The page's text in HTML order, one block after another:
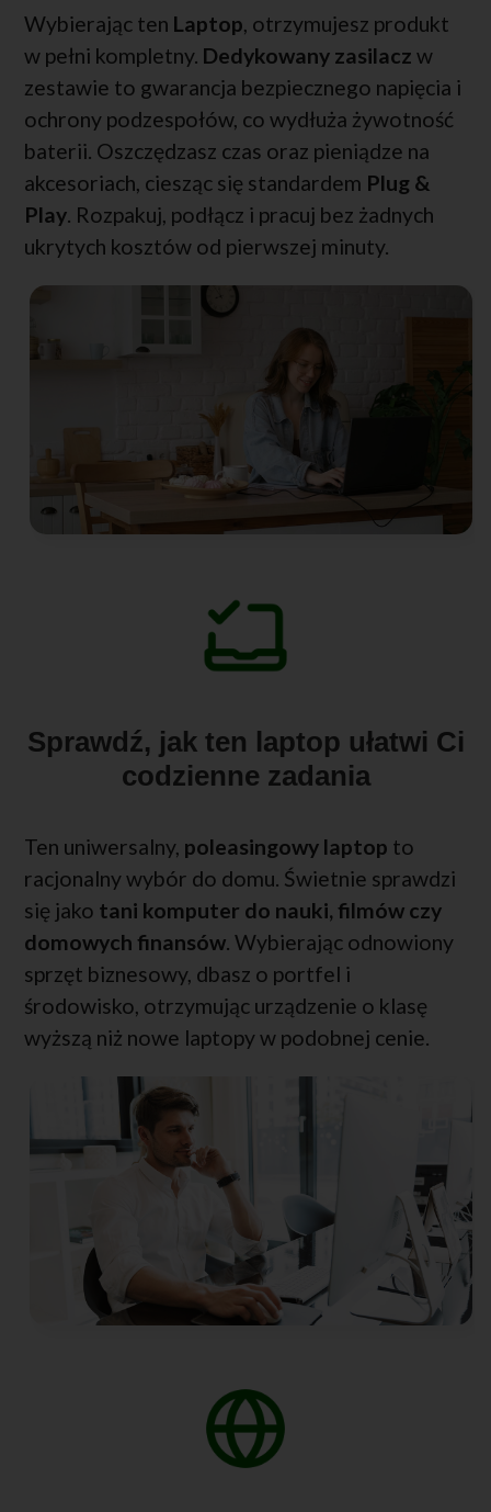
Wybierając ten Laptop , otrzymujesz produkt
w pełni kompletny. Dedykowany zasilacz w
zestawie to gwarancja bezpiecznego napięcia i
ochrony podzespołów, co wydłuża żywotność
baterii. Oszczędzasz czas oraz pieniądze na
akcesoriach, ciesząc się standardem Plug &
Play . Rozpakuj, podłącz i pracuj bez żadnych
ukrytych kosztów od pierwszej minuty.
Sprawdź, jak ten laptop ułatwi Ci
codzienne zadania
Ten uniwersalny, poleasingowy laptop to
racjonalny wybór do domu. Świetnie sprawdzi
się jako tani komputer do nauki, filmów czy
domowych finansów. Wybierając odnowiony
sprzęt biznesowy, dbasz o portfel i
środowisko, otrzymując urządzenie o klasę
wyższą niż nowe laptopy w podobnej cenie.